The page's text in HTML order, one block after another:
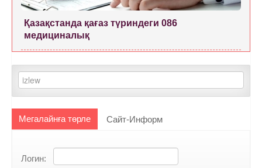
Қазақстанда қағаз түриндеги 086
медициналық
Мегалайнға төрле Сайт-Информ
Логин: